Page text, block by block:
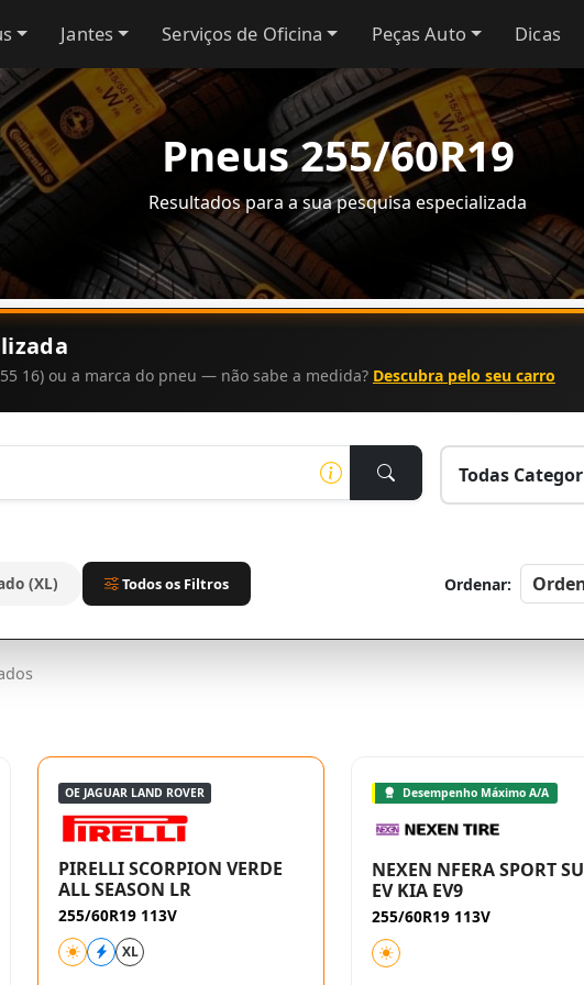
Jantes Serviços de Oficina Peças Auto Dicas
Pneus 255/60R19
Resultados para a sua pesquisa especializada
16) ou a marca do pneu — não sabe a medida? Descubra pelo seu carro
(XL) Todos os Filtros Ordenar:
OE JAGUAR LAND ROVER
PIRELLI SCORPION VERDE
ALL SEASON LR
255/60R19 113V
XL
Desempenho Máximo A/A
NEXEN NFERA SPORT
EV KIA EV9
255/60R19 113V